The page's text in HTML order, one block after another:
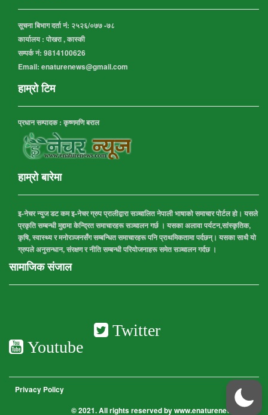
सूचना बिभाग दर्ता नं: २५२६/०७७ -७८
कार्यालय : पोखरा , कास्की
सम्पर्क नं: 9814100626
Email: enaturenews@gmail.com
हाम्रो टिम
प्रधान सम्पादक : कृष्णमणि बराल
हाम्रो बारेमा
इ-नेचर न्युज डट कम इ-नेचर ग्रुप प्रालीद्वारा सञ्चालित नेपाली भाषाको समाचार पोर्टल हो। यसले
प्रकृति सम्बन्धी मुद्दामा केन्द्रित समाचारहरू सञ्चालन गर्छ । यसका अलावा पर्यटन,सांस्कृतिक,
कृषि, स्वास्थ्य र मनोरञ्जनसँग सम्बन्धित समाचारहरू पनि प्राथमिकतामा पर्दछन्। यसका साथै यो
ग्रुपले अनुसन्धान, संरक्षण र नीति सम्बन्धी परियोजनाहरू समेत सञ्चालन गर्दछ ।
सामाजिक संजाल
Twitter
Youtube
Privacy Policy
© 2021. All rights reserved by www.enaturenews.com